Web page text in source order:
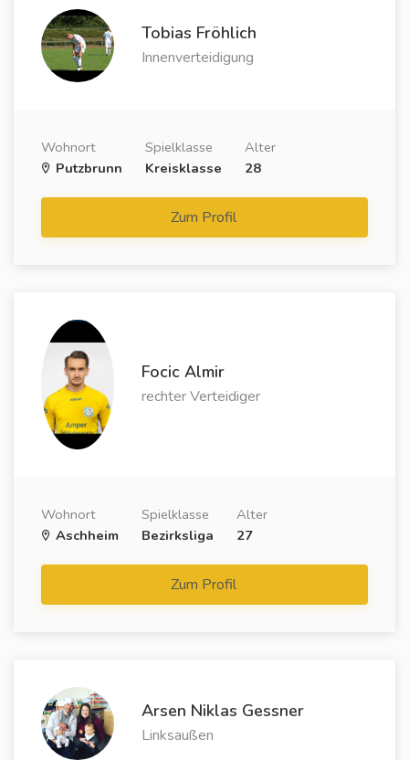
Tobias Fröhlich
Innenverteidigung
Wohnort
Putzbrunn
Spielklasse
Kreisklasse
Alter
28
Zum Profil
Focic Almir
rechter Verteidiger
Wohnort
Aschheim
Spielklasse
Bezirksliga
Alter
27
Zum Profil
Arsen Niklas Gessner
Linksaußen